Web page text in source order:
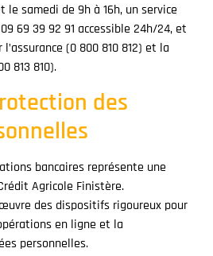
le samedi de 9h à 16h, un service
69 39 92 91 accessible 24h/24, et
(0 800 810 812) et la
813 810).
des
bancaires représente une
Agricole Finistère.
des dispositifs rigoureux pour
en ligne et la
personnelles.